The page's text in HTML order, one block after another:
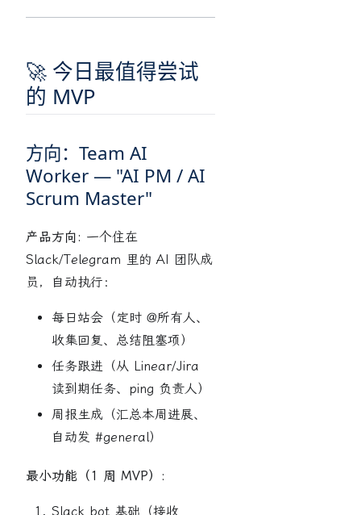
🚀 今日最值得尝试
的 MVP
方向：Team AI
Worker — "AI PM / AI
Scrum Master"
产品方向: 一个住在
Slack/Telegram 里的 AI 团队成
员，自动执行：
每日站会（定时 @所有人、
收集回复、总结阻塞项）
任务跟进（从 Linear/Jira
读到期任务、ping 负责人）
周报生成（汇总本周进展、
自动发 #general）
最小功能（1 周 MVP）:
Slack bot 基础（接收